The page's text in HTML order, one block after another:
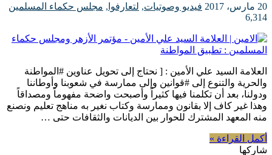
20 مارس، 2017 فيديو وصوتيات, لتعارفوا , مجلس حكماء المسلمين
6,314
العلامة السيد علي الأمين : [ نحتاج إلى تحويل عناوين #المواطنة
والحرية والتنوع إلى #قوانين وإلى ممارسة في شعوبنا وأوطاننا
ودولنا، بعد أن تكلمنا فيها كثيراً وأصبحت واضحة مفهوماً ومصداقاً
وهذا غير كاف إلا بقانون وممارسة وكتاب نغير به مناهج تعليم ونصنع
منه المعهد المشترك للحوار بين الديانات والثقافات حتى …
أكمل القراءة »
شاركها